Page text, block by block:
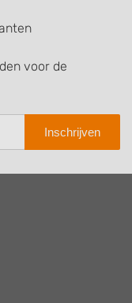
voor de
Inschrijven